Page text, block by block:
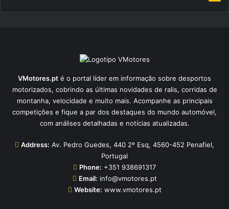
VMotores.pt é o portal líder em informação sobre desportos
motorizados, cobrindo as últimas novidades de ralis, corridas de
montanha, velocidade e muito mais. Acompanhe as principais
competições e fique a par dos destaques do mundo automóvel,
com análises detalhadas e notícias atualizadas.
Address: Av. Pedro Guedes, 440 2º Esq, 4560-452 Penafiel,
Portugal
Phone: +351 938691317
Email: info@vmotores.pt
Website: www.vmotores.pt